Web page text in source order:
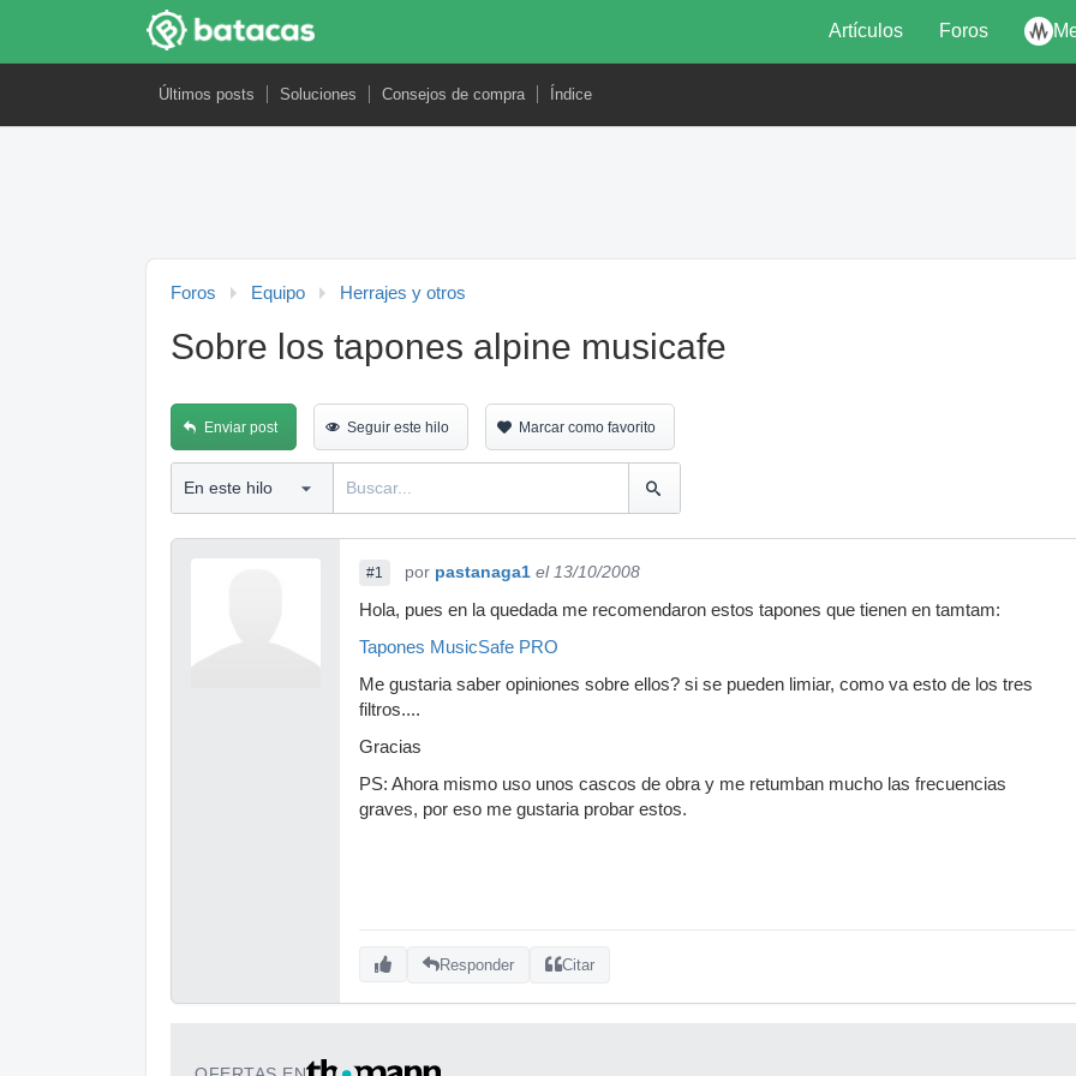
Artículos Foros
Últimos posts Soluciones Consejos de compra Índice
Foros Equipo Herrajes y otros
Sobre los tapones alpine musicafe
Enviar post Seguir este hilo Marcar como favorito
#1 por pastanaga1 el 13/10/2008
Hola, pues en la quedada me recomendaron estos tapones que tienen en tamtam:
Tapones MusicSafe PRO
Me gustaria saber opiniones sobre ellos? si se pueden limiar, como va esto de los tres
filtros....
Gracias
PS: Ahora mismo uso unos cascos de obra y me retumban mucho las frecuencias
graves, por eso me gustaria probar estos.
Responder Citar